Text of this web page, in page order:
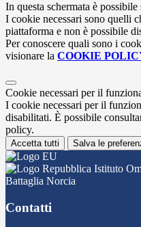
In questa schermata è
I cookie necessari sono quelli
piattaforma e non è possibile
Per conoscere quali sono i
visionare la COOKIE
Cookie necessari per il
I cookie necessari per il
disabilitati. È possibile
policy.
Accetta tutti Salva le
Istituto
Battaglia Norcia
Contatti